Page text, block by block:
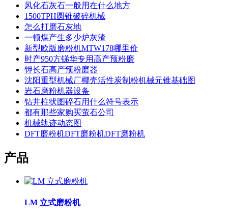
风化石灰石一般用在什么地方
1500TPH圆锥破碎机械
怎么打磨石灰地
一顿煤产生多少炉灰渣
新型欧版磨粉机MTW178哪里价
时产950方锑华专用高产预粉磨
钾长石高产预粉磨器
沈阳重型机械厂椰壳活性炭制粉机械元锥基础图
岩石磨粉机器设备
钻井柱状图碎石用什么符号表示
都有那些家购买萤石公司
机械轨迹动态图
DFT磨粉机DFT磨粉机DFT磨粉机
产品
LM 立式磨粉机